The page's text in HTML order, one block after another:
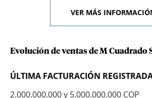
VER MÁS
Evolución de ventas de M Cuadrado
ÚLTIMA FACTURACIÓN
2.000.000.000 y 5.000.000.000 COP